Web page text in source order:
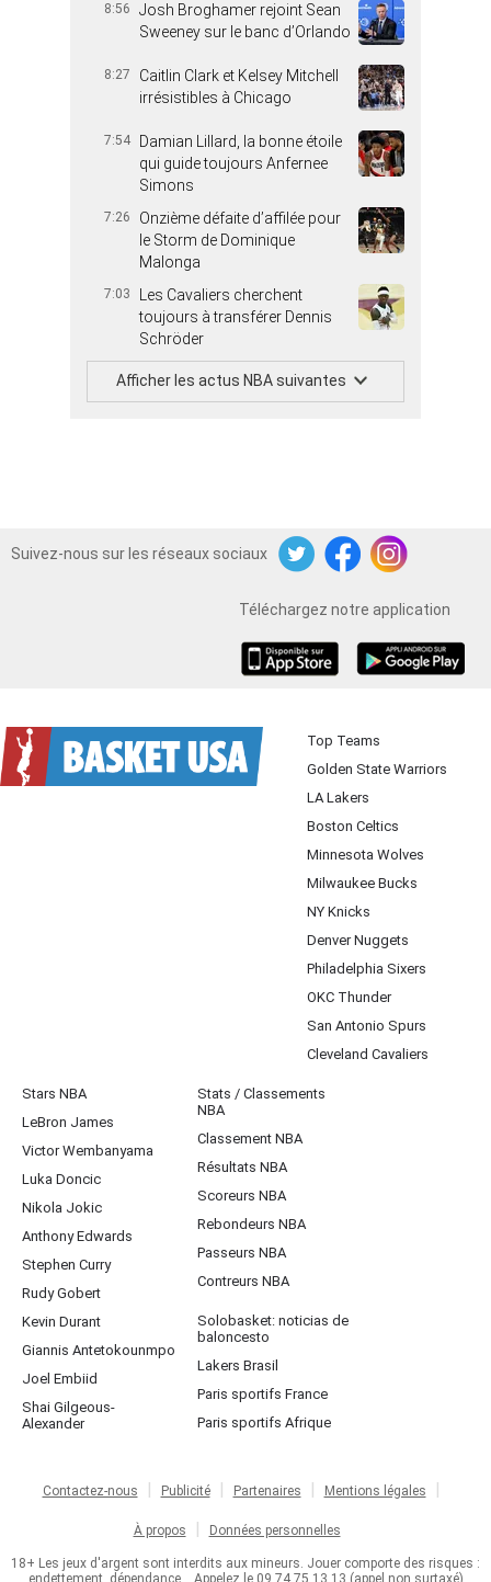
8:56
Josh Broghamer rejoint Sean
Sweeney sur le banc d’Orlando
8:27
Caitlin Clark et Kelsey Mitchell
irrésistibles à Chicago
7:54
Damian Lillard, la bonne étoile
qui guide toujours Anfernee
Simons
7:26
Onzième défaite d’affilée pour
le Storm de Dominique
Malonga
7:03
Les Cavaliers cherchent
toujours à transférer Dennis
Schröder
Afficher les actus NBA suivantes
Suivez-nous sur les réseaux sociaux
TwitterFacebookInstagram
Téléchargez notre application
Top Teams
Golden State Warriors
LA Lakers
Boston Celtics
Minnesota Wolves
Milwaukee Bucks
NY Knicks
Denver Nuggets
Philadelphia Sixers
OKC Thunder
San Antonio Spurs
Cleveland Cavaliers
Stars NBA
LeBron James
Victor Wembanyama
Luka Doncic
Nikola Jokic
Anthony Edwards
Stephen Curry
Rudy Gobert
Kevin Durant
Giannis Antetokounmpo
Joel Embiid
Shai Gilgeous-
Alexander
Stats / Classements
NBA
Classement NBA
Résultats NBA
Scoreurs NBA
Rebondeurs NBA
Passeurs NBA
Contreurs NBA
Solobasket: noticias de
baloncesto
Lakers Brasil
Paris sportifs France
Paris sportifs Afrique
Contactez-nous Publicité Partenaires Mentions légales
À propos Données personnelles
18+ Les jeux d'argent sont interdits aux mineurs. Jouer comporte des risques :